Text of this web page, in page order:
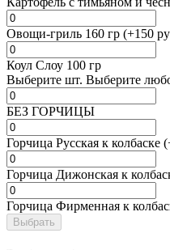
Овощи-гриль 160 гр (+150
Коул Слоу 100 гр
Выберите шт. Выберите
БЕЗ ГОРЧИЦЫ
Горчица Русская к
Горчица Дижонская к
Горчица Фирменная к
Выбрать